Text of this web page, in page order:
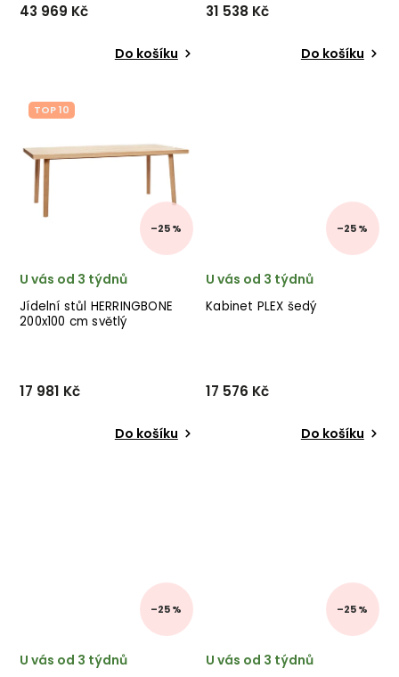
43 969 Kč
Do košíku
31 538 Kč
Do košíku
TOP 10
–25 %
Jídelní stůl HERRINGBONE
200x100 cm světlý
U vás od 3 týdnů
17 981 Kč
Do košíku
–25 %
Kabinet PLEX šedý
U vás od 3 týdnů
17 576 Kč
Do košíku
–25 %
U vás od 3 týdnů
–25 %
U vás od 3 týdnů